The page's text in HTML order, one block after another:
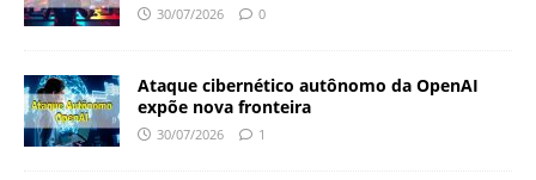
30/07/2026 0
Ataque cibernético autônomo da OpenAI
expõe nova fronteira
30/07/2026 1